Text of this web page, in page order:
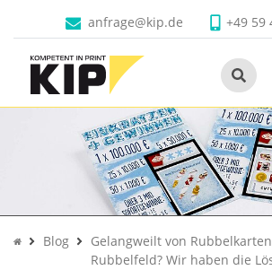
öffnen
öffnen
öffnen
öffnen
öffnen
Untermenü schließen
Faltschachteln
Untermenü schließen
Produkte
Untermenü schließen
Branchen
Untermenü schließen
Unternehmen
Untermenü schließen
Kontaktanfrage@kip.de +49 59
Blog
Gelangweilt von
Rubbelfeld? Wir haben die